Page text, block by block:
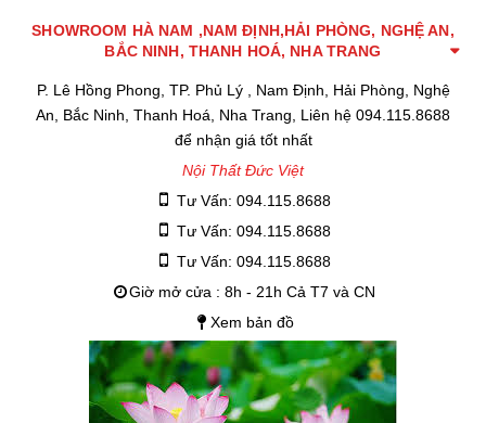
SHOWROOM HÀ NAM ,NAM ĐỊNH,HẢI PHÒNG, NGHỆ AN,
BẮC NINH, THANH HOÁ, NHA TRANG
P. Lê Hồng Phong, TP. Phủ Lý , Nam Định, Hải Phòng, Nghệ
An, Bắc Ninh, Thanh Hoá, Nha Trang, Liên hệ 094.115.8688
để nhận giá tốt nhất
Nội Thất Đức Việt
Tư Vấn: 094.115.8688
Tư Vấn: 094.115.8688
Tư Vấn: 094.115.8688
Giờ mở cửa : 8h - 21h Cả T7 và CN
Xem bản đồ